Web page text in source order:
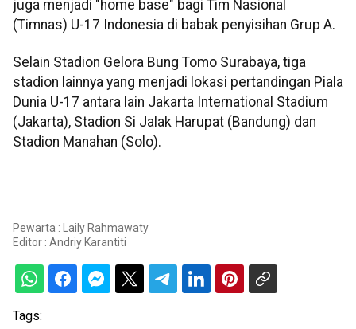
juga menjadi "home base" bagi Tim Nasional
(Timnas) U-17 Indonesia di babak penyisihan Grup A.
Selain Stadion Gelora Bung Tomo Surabaya, tiga
stadion lainnya yang menjadi lokasi pertandingan Piala
Dunia U-17 antara lain Jakarta International Stadium
(Jakarta), Stadion Si Jalak Harupat (Bandung) dan
Stadion Manahan (Solo).
Pewarta : Laily Rahmawaty
Editor : Andriy Karantiti
Tags: